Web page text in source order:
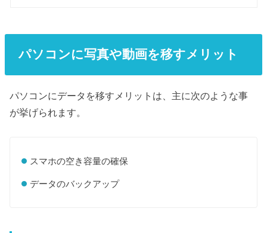
パソコンに写真や動画を移すメリット
パソコンにデータを移すメリットは、主に次のような事
が挙げられます。
スマホの空き容量の確保
データのバックアップ